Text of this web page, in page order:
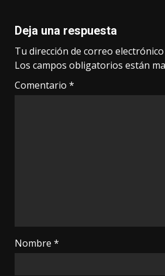
Deja una respuesta
Tu dirección de correo
Los campos obligatorios están
Comentario *
Nombre *